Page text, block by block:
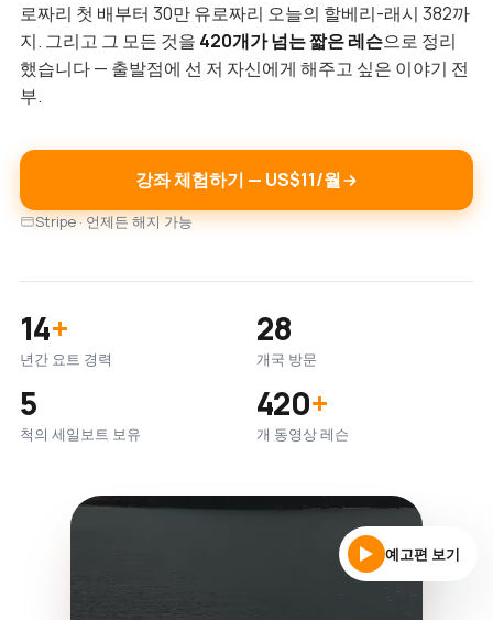
로짜리 첫 배부터 30만 유로짜리 오늘의 할베리-래시 382까
지. 그리고 그 모든 것을 420개가 넘는 짧은 레슨으로 정리
했습니다 — 출발점에 선 저 자신에게 해주고 싶은 이야기 전
부.
강좌 체험하기 — US$11/월
Stripe · 언제든 해지 가능
14+
년간 요트 경력
28
개국 방문
5
척의 세일보트 보유
420+
개 동영상 레슨
예고편 보기